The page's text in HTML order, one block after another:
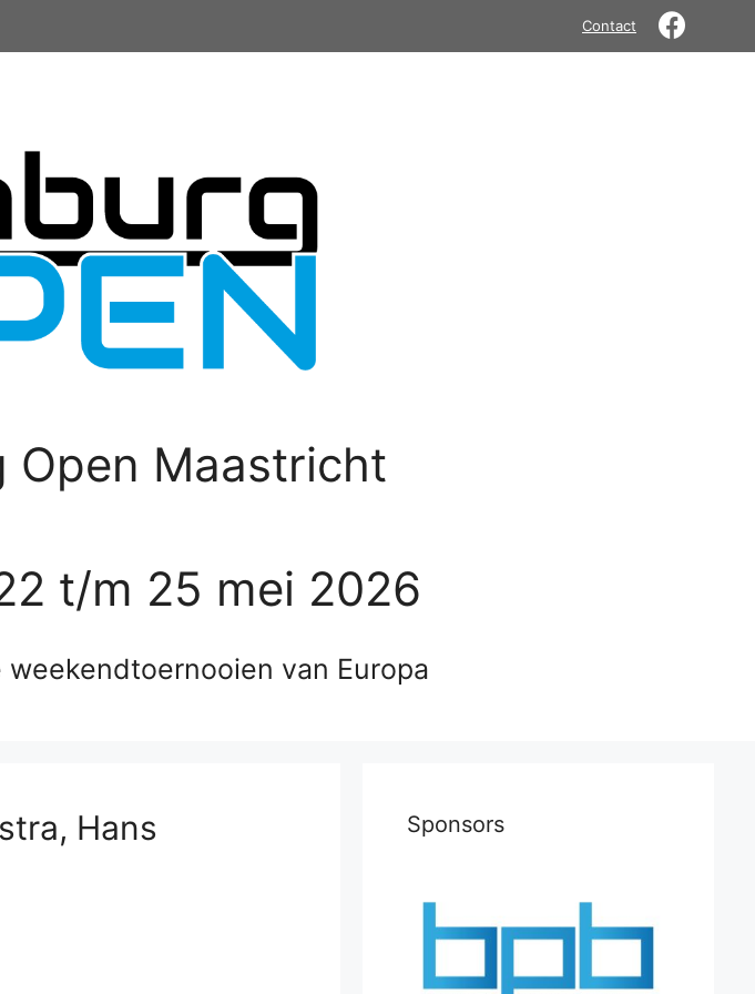
Contact
Open Maastricht
t/m 25 mei 2026
van Europa
Hans Sponsors